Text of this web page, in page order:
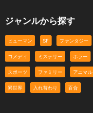
ジャンルから探す
ヒューマン SF ファンタジー
コメディ ミステリー ホラー
スポーツ ファミリー アニマル
異世界 入れ替わり 百合